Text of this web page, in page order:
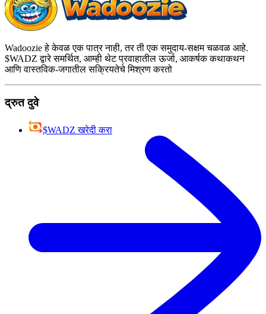
Wadoozie हे केवळ एक पात्र नाही, तर ती एक समुदाय-सक्षम चळवळ आहे.
$WADZ द्वारे समर्थित, आम्ही थेट प्रवाहातील ऊर्जा, आकर्षक कथाकथन
आणि वास्तविक-जगातील सक्रियतेचे मिश्रण करतो
द्रुत दुवे
$WADZ खरेदी करा